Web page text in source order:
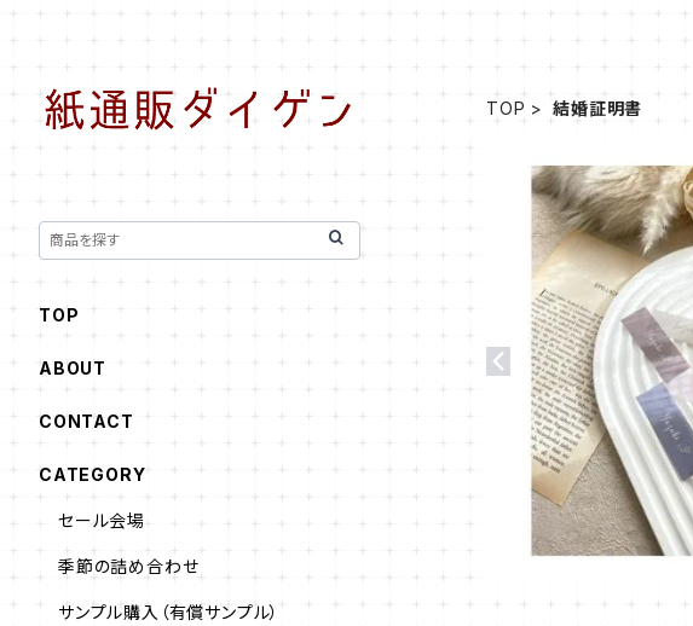
TOP 結婚証明書
TOP
ABOUT
CONTACT
CATEGORY
セール会場
季節の詰め合わせ
サンプル購入（有償サンプル）